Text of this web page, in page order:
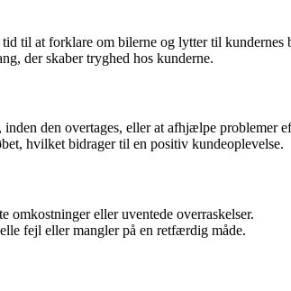
til at forklare om bilerne og lytter til kundernes
der skaber tryghed hos kunderne.
den overtages, eller at afhjælpe problemer
hvilket bidrager til en positiv kundeoplevelse.
omkostninger eller uventede overraskelser.
fejl eller mangler på en retfærdig måde.